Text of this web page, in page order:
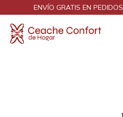
ENVÍO GRATIS EN